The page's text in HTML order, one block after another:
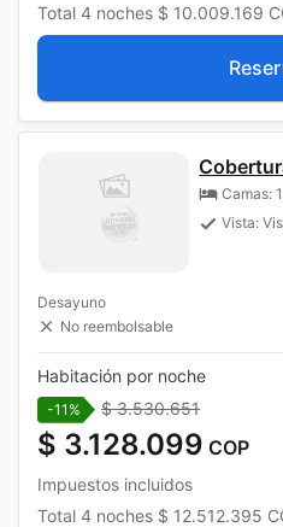
Total 4 noches $ 10.009.169
Camas:
Vista:
Desayuno
No reembolsable
Habitación por noche
-11% $ 3.530.651
$ 3.128.099 COP
Impuestos incluidos
Total 4 noches $ 12.512.395